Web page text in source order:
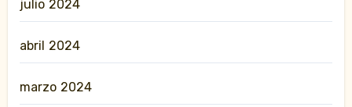
julio 2024
abril 2024
marzo 2024